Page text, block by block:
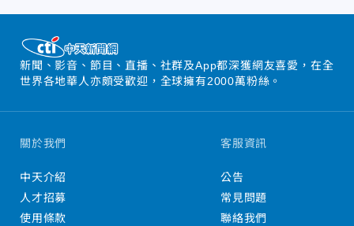
新聞、影音、節目、直播、社群及App都深獲網友喜愛，在全
世界各地華人亦頗受歡迎，全球擁有2000萬粉絲。
關於我們
中天介紹
人才招募
使用條款
客服資訊
公告
常見問題
聯絡我們